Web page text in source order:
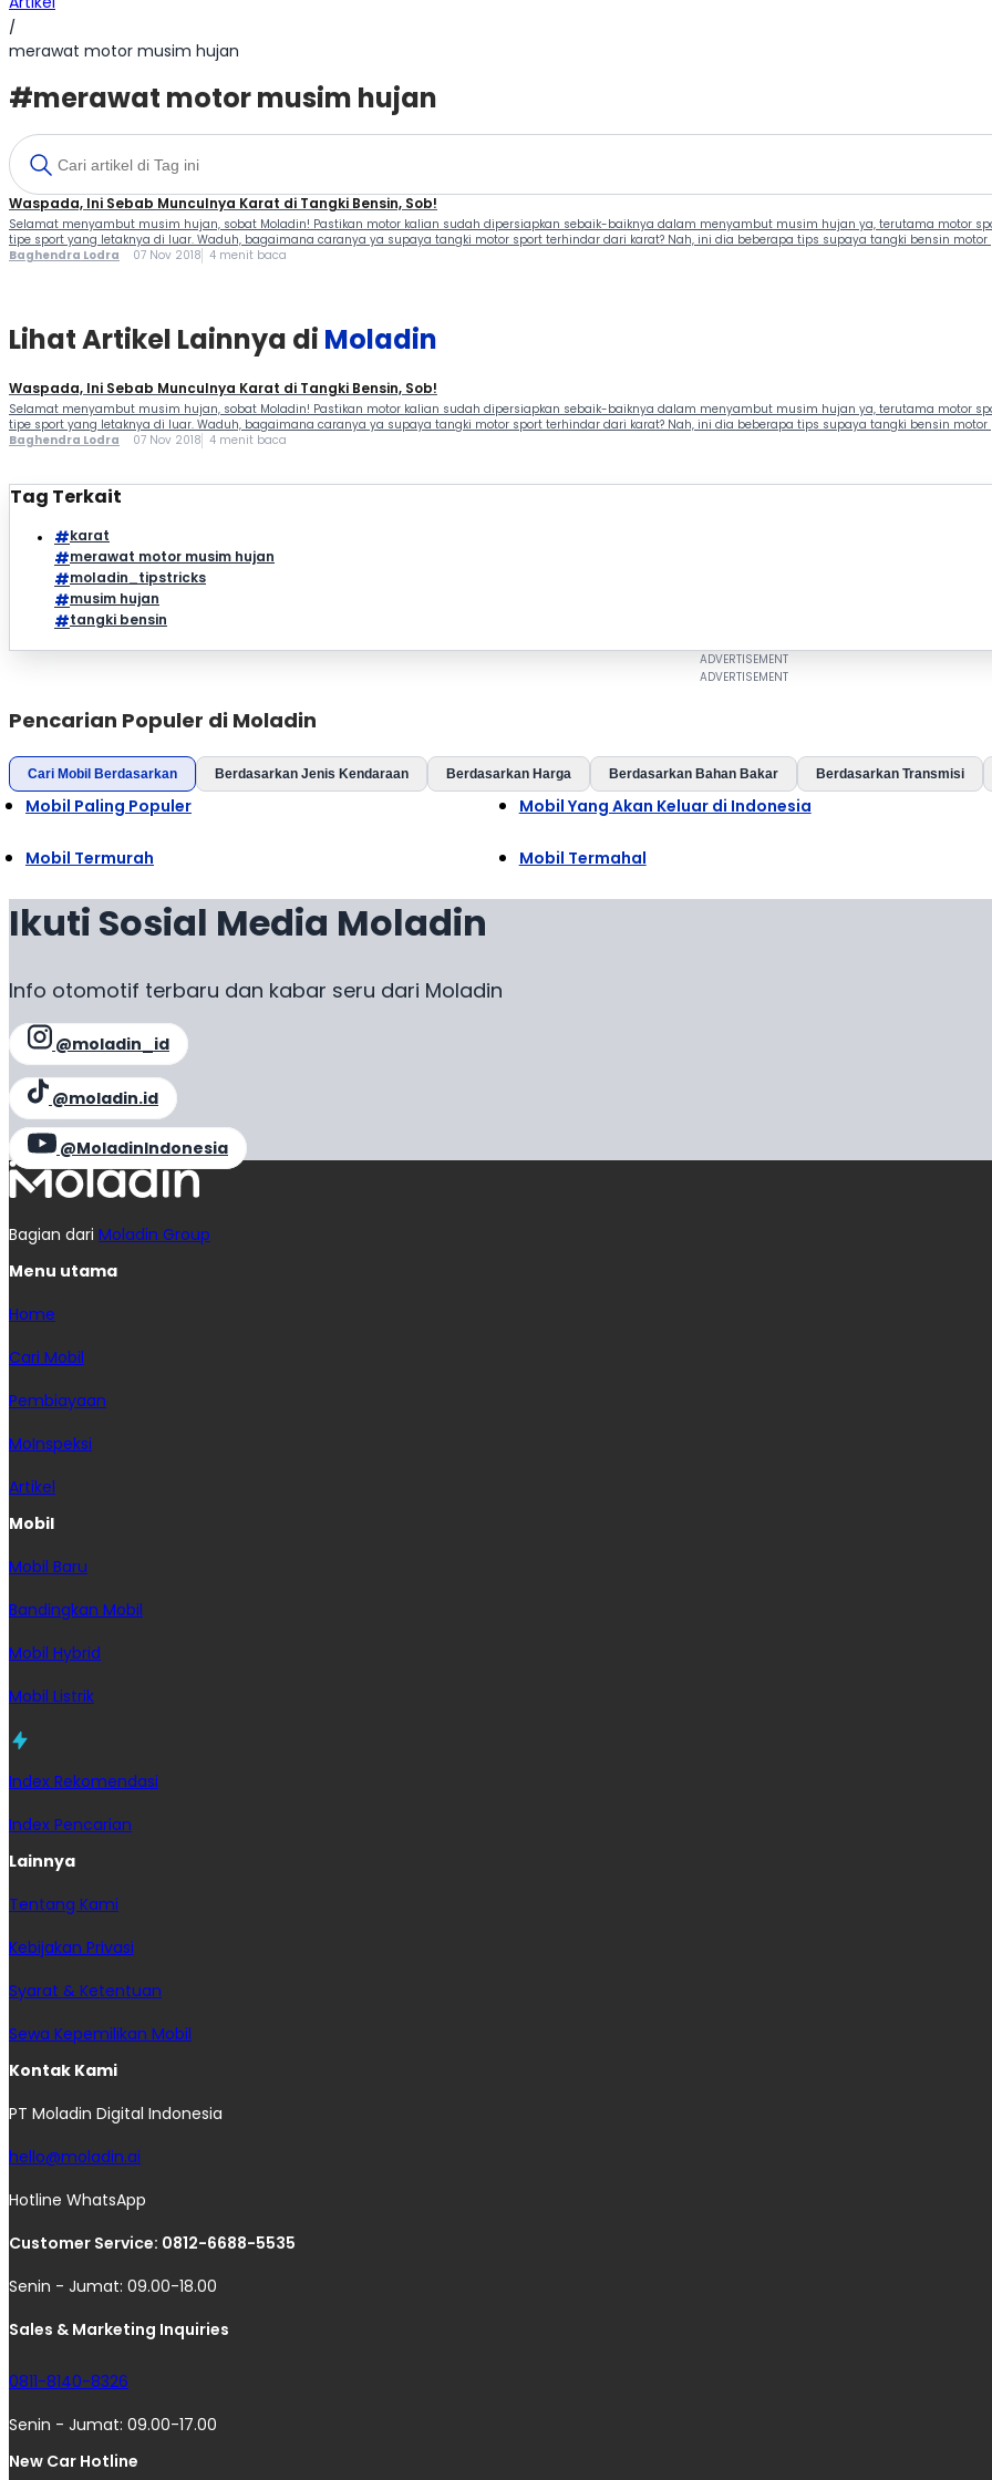
/
merawat motor musim hujan
#merawat motor musim hujan
Waspada, Ini Sebab Munculnya Karat di Tangki Bensin, Sob!
Selamat menyambut musim hujan, sobat Moladin! Pastikan motor kalian sudah dipersiapkan sebaik-baiknya dalam menyambut musim hujan ya, terutama motor
tipe sport yang letaknya di luar. Waduh, bagaimana caranya ya supaya tangki motor sport terhindar dari karat? Nah, ini dia beberapa tips supaya tangki bensin motor
Baghendra Lodra 07 Nov 2018 4 menit baca
Lihat Artikel Lainnya di Moladin
Waspada, Ini Sebab Munculnya Karat di Tangki Bensin, Sob!
Selamat menyambut musim hujan, sobat Moladin! Pastikan motor kalian sudah dipersiapkan sebaik-baiknya dalam menyambut musim hujan ya, terutama motor
tipe sport yang letaknya di luar. Waduh, bagaimana caranya ya supaya tangki motor sport terhindar dari karat? Nah, ini dia beberapa tips supaya tangki bensin motor
Baghendra Lodra 07 Nov 2018 4 menit baca
Tag Terkait
karat
merawat motor musim hujan
moladin_tipstricks
musim hujan
tangki bensin
Pencarian Populer di Moladin
Cari Mobil Berdasarkan Berdasarkan Jenis Kendaraan Berdasarkan Harga Berdasarkan Bahan Bakar Berdasarkan Transmisi
Mobil Paling Populer Mobil Yang Akan Keluar di Indonesia
Mobil Termurah Mobil Termahal
Ikuti Sosial Media Moladin
Info otomotif terbaru dan kabar seru dari Moladin
@moladin_id
@moladin.id
@MoladinIndonesia
Bagian dari Moladin Group
Menu utama
Home
Cari Mobil
Pembiayaan
MoInspeksi
Artikel
Mobil
Mobil Baru
Bandingkan Mobil
Mobil Hybrid
Mobil Listrik
Index Rekomendasi
Index Pencarian
Lainnya
Tentang Kami
Kebijakan Privasi
Syarat & Ketentuan
Sewa Kepemilikan Mobil
Kontak Kami
PT Moladin Digital Indonesia
hello@moladin.ai
Hotline WhatsApp
Customer Service: 0812-6688-5535
Senin - Jumat: 09.00-18.00
Sales & Marketing Inquiries
0811-8140-8326
Senin - Jumat: 09.00-17.00
New Car Hotline